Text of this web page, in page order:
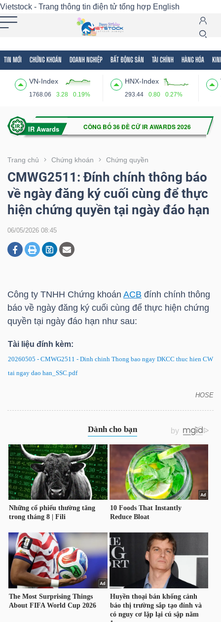
Vietstock - Trang thông tin điện tử tổng hợp English
TIN MỚI CHỨNG KHOÁN DOANH NGHIỆP BẤT ĐỘNG SẢN TÀI CHÍNH HÀNG HÓA
VN-Index
1768.06 3.28 0.19%
HNX-Index
293.44 0.80 0.27%
Trang chủ Chứng khoán Chứng quyền
CMWG2511: Đính chính thông báo
về ngày đăng ký cuối cùng để thực
hiện chứng quyền tại ngày đáo hạn
06/05/2026 08:45
Công ty TNHH Chứng khoán ACB đính chính thông
báo về ngày đăng ký cuối cùng để thực hiện chứng
quyền tại ngày đáo hạn như sau:
Tài liệu đính kèm:
20260505 - CMWG2511 - Dinh chinh Thong bao ngay DKCC thuc hien CW
tai ngay dao han_SSC.pdf
HOSE
Tất cả Tính năng Ngành Mã chứng khoán
Tính
(-)
VIETSTOCK
CHỨNG
KHOÁN
DOANH
BẤT
SẢN
HÀNG
HÓA
KINH
TẾ
THẾ
GIỚI